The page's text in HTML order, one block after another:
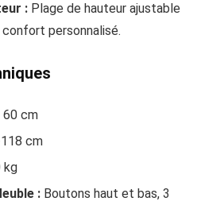
: Plage de hauteur ajustable
personnalisé.
60 cm
cm
kg
: Boutons haut et bas, 3